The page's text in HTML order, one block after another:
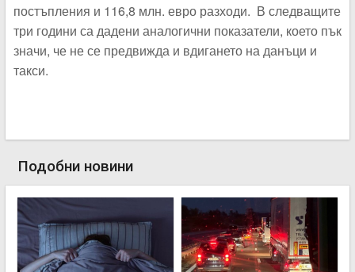
постъпления и 116,8 млн. евро разходи. В следващите
три години са дадени аналогични показатели, което пък
значи, че не се предвижда и вдигането на данъци и
такси.
Подобни новини